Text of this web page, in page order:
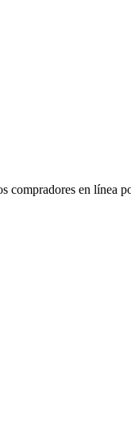
en línea